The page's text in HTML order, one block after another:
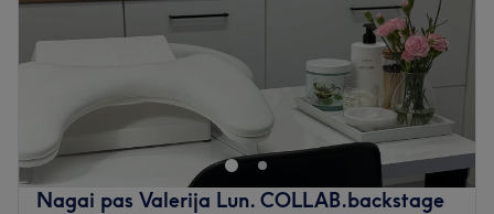
Atidaryti salono profilį
Sekmadienis
10:00–21:00
Atsiskaitymas salone tik grynais.
Atidaryti salono profilį
Nagai pas Valerija Lun. COLLAB.backstage